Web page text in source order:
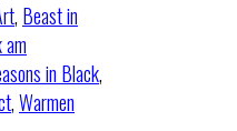
, Beast in
am
in Black,
,Warmen